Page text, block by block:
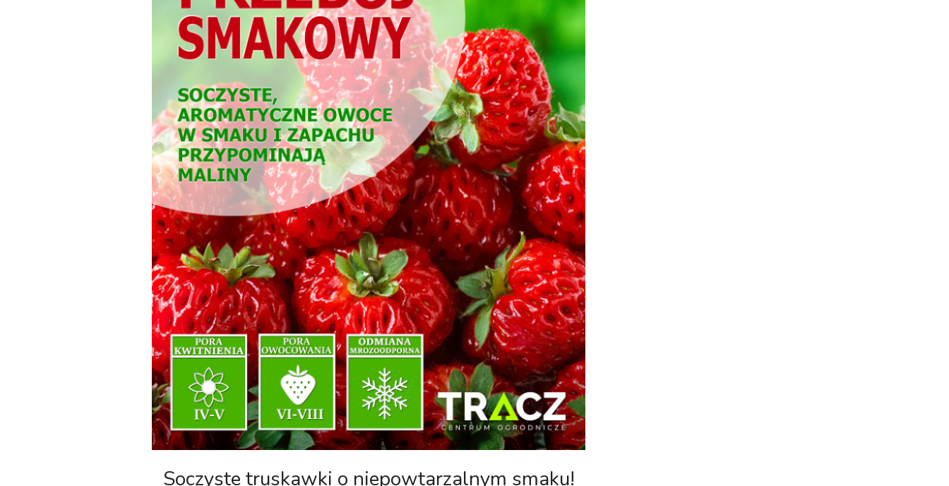
Soczyste truskawki o niepowtarzalnym smaku!